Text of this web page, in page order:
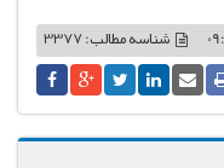
شناسه مطالب: 3377